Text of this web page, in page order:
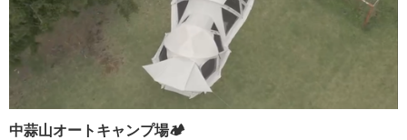
中蒜山オートキャンプ場🏕